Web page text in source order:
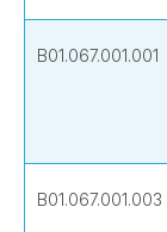
В01.067.001.001
В01.067.001.003